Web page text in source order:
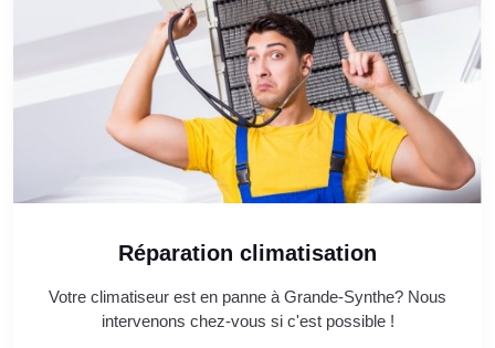
Réparation climatisation
Votre climatiseur est en panne à Grande-Synthe? Nous
intervenons chez-vous si c'est possible !